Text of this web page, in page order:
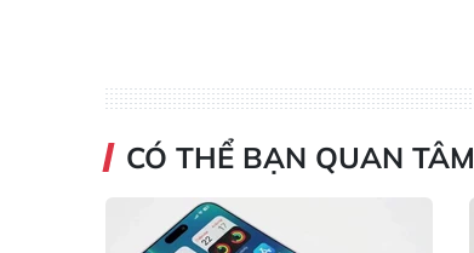
CÓ THỂ BẠN QUAN TÂM